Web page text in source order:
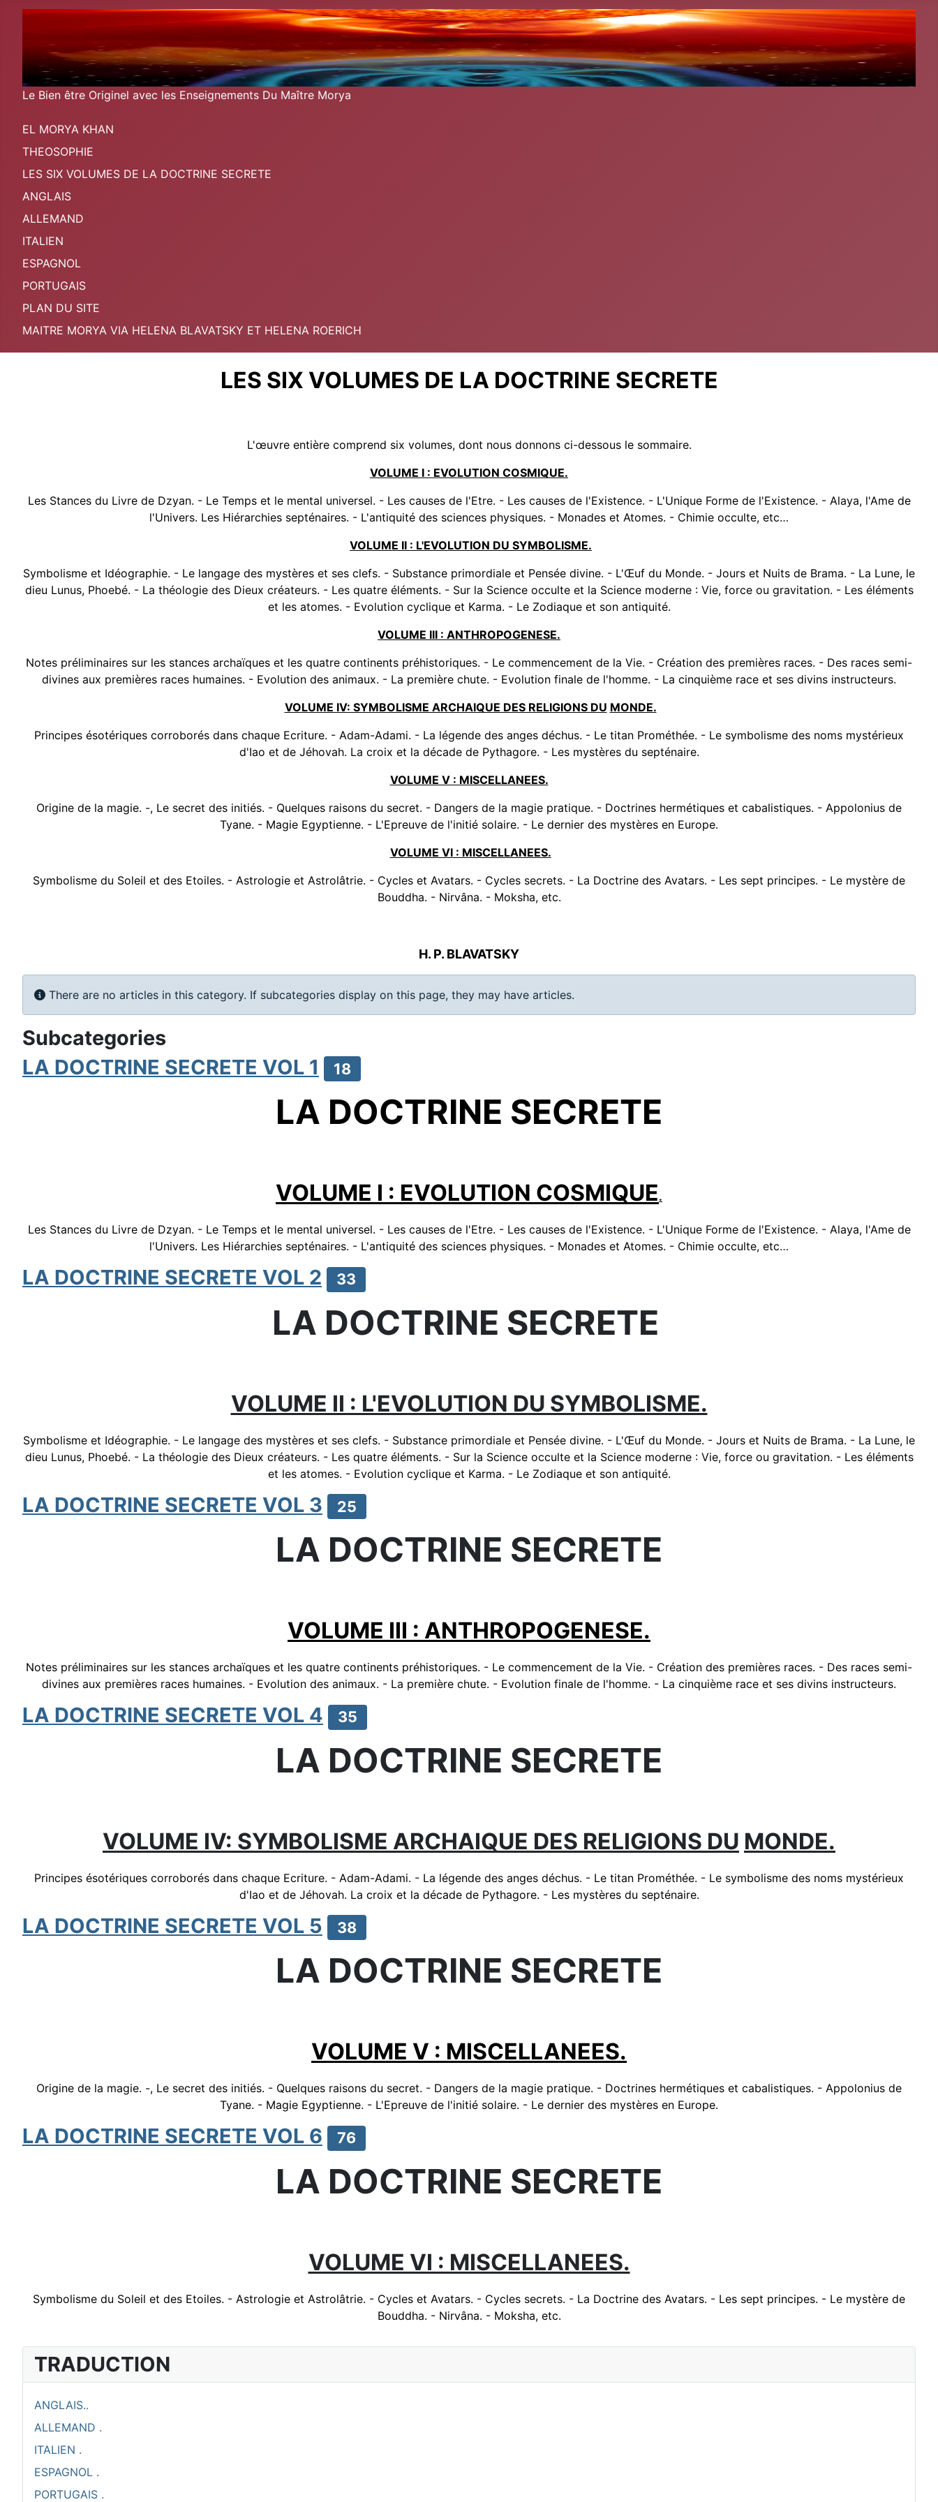
Le Bien être Originel avec les Enseignements Du Maître Morya
EL MORYA KHAN
THEOSOPHIE
LES SIX VOLUMES DE LA DOCTRINE SECRETE
ANGLAIS
ALLEMAND
ITALIEN
ESPAGNOL
PORTUGAIS
PLAN DU SITE
MAITRE MORYA VIA HELENA BLAVATSKY ET HELENA ROERICH
LES SIX VOLUMES DE LA DOCTRINE SECRETE
L'œuvre entière comprend six volumes, dont nous donnons ci-dessous le sommaire.
VOLUME I : EVOLUTION COSMIQUE.
Les Stances du Livre de Dzyan. - Le Temps et le mental universel. - Les causes de l'Etre. - Les causes de l'Existence. - L'Unique Forme de l'Existence. - Alaya, l'Ame de
l'Univers. Les Hiérarchies septénaires. - L'antiquité des sciences physiques. - Monades et Atomes. - Chimie occulte, etc…
VOLUME II : L'EVOLUTION DU SYMBOLISME.
Symbolisme et Idéographie. - Le langage des mystères et ses clefs. - Substance primordiale et Pensée divine. - L'Œuf du Monde. - Jours et Nuits de Brama. - La Lune, le
dieu Lunus, Phoebé. - La théologie des Dieux créateurs. - Les quatre éléments. - Sur la Science occulte et la Science moderne : Vie, force ou gravitation. - Les éléments
et les atomes. - Evolution cyclique et Karma. - Le Zodiaque et son antiquité.
VOLUME III : ANTHROPOGENESE.
Notes préliminaires sur les stances archaïques et les quatre continents préhistoriques. - Le commencement de la Vie. - Création des premières races. - Des races semi-
divines aux premières races humaines. - Evolution des animaux. - La première chute. - Evolution finale de l'homme. - La cinquième race et ses divins instructeurs.
VOLUME IV: SYMBOLISME ARCHAIQUE DES RELIGIONS DU MONDE.
Principes ésotériques corroborés dans chaque Ecriture. - Adam-Adami. - La légende des anges déchus. - Le titan Prométhée. - Le symbolisme des noms mystérieux
d'Iao et de Jéhovah. La croix et la décade de Pythagore. - Les mystères du septénaire.
VOLUME V : MISCELLANEES.
Origine de la magie. -, Le secret des initiés. - Quelques raisons du secret. - Dangers de la magie pratique. - Doctrines hermétiques et cabalistiques. - Appolonius de
Tyane. - Magie Egyptienne. - L'Epreuve de l'initié solaire. - Le dernier des mystères en Europe.
VOLUME VI : MISCELLANEES.
Symbolisme du Soleil et des Etoiles. - Astrologie et Astrolâtrie. - Cycles et Avatars. - Cycles secrets. - La Doctrine des Avatars. - Les sept principes. - Le mystère de
Bouddha. - Nirvâna. - Moksha, etc.
H. P. BLAVATSKY
Info
There are no articles in this category. If subcategories display on this page, they may have articles.
Subcategories
LA DOCTRINE SECRETE VOL 1
18
LA DOCTRINE SECRETE
VOLUME I : EVOLUTION COSMIQUE.
Les Stances du Livre de Dzyan. - Le Temps et le mental universel. - Les causes de l'Etre. - Les causes de l'Existence. - L'Unique Forme de l'Existence. - Alaya, l'Ame de
l'Univers. Les Hiérarchies septénaires. - L'antiquité des sciences physiques. - Monades et Atomes. - Chimie occulte, etc…
LA DOCTRINE SECRETE VOL 2 33
LA DOCTRINE SECRETE
VOLUME II : L'EVOLUTION DU SYMBOLISME.
Symbolisme et Idéographie. - Le langage des mystères et ses clefs. - Substance primordiale et Pensée divine. - L'Œuf du Monde. - Jours et Nuits de Brama. - La Lune, le
dieu Lunus, Phoebé. - La théologie des Dieux créateurs. - Les quatre éléments. - Sur la Science occulte et la Science moderne : Vie, force ou gravitation. - Les éléments
et les atomes. - Evolution cyclique et Karma. - Le Zodiaque et son antiquité.
LA DOCTRINE SECRETE VOL 3 25
LA DOCTRINE SECRETE
VOLUME III : ANTHROPOGENESE.
Notes préliminaires sur les stances archaïques et les quatre continents préhistoriques. - Le commencement de la Vie. - Création des premières races. - Des races semi-
divines aux premières races humaines. - Evolution des animaux. - La première chute. - Evolution finale de l'homme. - La cinquième race et ses divins instructeurs.
LA DOCTRINE SECRETE VOL 4 35
LA DOCTRINE SECRETE
VOLUME IV: SYMBOLISME ARCHAIQUE DES RELIGIONS DU MONDE.
Principes ésotériques corroborés dans chaque Ecriture. - Adam-Adami. - La légende des anges déchus. - Le titan Prométhée. - Le symbolisme des noms mystérieux
d'Iao et de Jéhovah. La croix et la décade de Pythagore. - Les mystères du septénaire.
LA DOCTRINE SECRETE VOL 5 38
LA DOCTRINE SECRETE
VOLUME V : MISCELLANEES.
Origine de la magie. -, Le secret des initiés. - Quelques raisons du secret. - Dangers de la magie pratique. - Doctrines hermétiques et cabalistiques. - Appolonius de
Tyane. - Magie Egyptienne. - L'Epreuve de l'initié solaire. - Le dernier des mystères en Europe.
LA DOCTRINE SECRETE VOL 6 76
LA DOCTRINE SECRETE
VOLUME VI : MISCELLANEES.
Symbolisme du Soleil et des Etoiles. - Astrologie et Astrolâtrie. - Cycles et Avatars. - Cycles secrets. - La Doctrine des Avatars. - Les sept principes. - Le mystère de
Bouddha. - Nirvâna. - Moksha, etc.
TRADUCTION
ANGLAIS..
ALLEMAND .
ITALIEN .
ESPAGNOL .
PORTUGAIS .